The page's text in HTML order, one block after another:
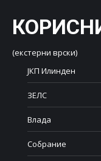
(екстерни врски)
ЈКП Илинден
ЗЕЛС
Влада
Собрание